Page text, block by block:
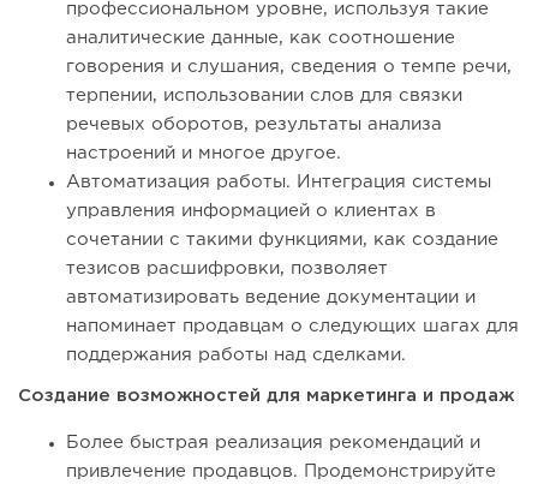
профессиональном уровне, используя такие
аналитические данные, как соотношение
говорения и слушания, сведения о темпе речи,
терпении, использовании слов для связки
речевых оборотов, результаты анализа
настроений и многое другое.
Автоматизация работы. Интеграция системы
управления информацией о клиентах в
сочетании с такими функциями, как создание
тезисов расшифровки, позволяет
автоматизировать ведение документации и
напоминает продавцам о следующих шагах для
поддержания работы над сделками.
Создание возможностей для маркетинга и продаж
Более быстрая реализация рекомендаций и
привлечение продавцов. Продемонстрируйте